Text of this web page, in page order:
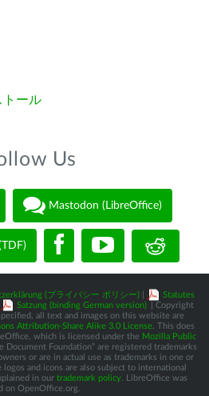
トール
Us
Mastodon (LibreOffice)
(プライバシー ポリシー)
Statutes
Satzung (binding German version)
| Copyright
all text and images on this website are
Attribution-Share Alike 3.0 License. This does
which is licensed under the Mozilla Public
Document Foundation” are registered trademarks
or are in actual use as trademarks in one or
and icons are also subject to international
in our trademark policy. LibreOffice was
on OpenOffice.org.